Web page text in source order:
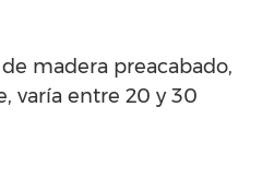
madera preacabado,
varía entre 20 y 30